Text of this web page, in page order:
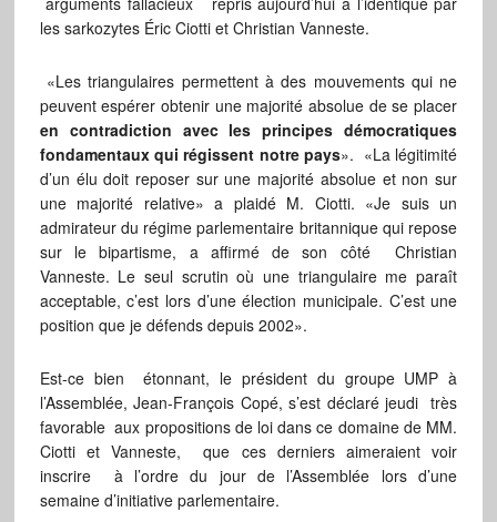
les sarkozytes Éric Ciotti et Christian Vanneste.
«Les triangulaires permettent à des mouvements qui ne
peuvent espérer obtenir une majorité absolue de se placer
en contradiction avec les principes démocratiques
fondamentaux qui régissent notre pays». «La légitimité
d’un élu doit reposer sur une majorité absolue et non sur
une majorité relative» a plaidé M. Ciotti. «Je suis un
admirateur du régime parlementaire britannique qui repose
sur le bipartisme, a affirmé de son côté Christian
Vanneste. Le seul scrutin où une triangulaire me ­paraît
acceptable, c’est lors d’une élection municipale. C’est une
position que je défends depuis 2002».
Est-ce bien étonnant, le président du groupe UMP à
l’Assemblée, Jean-François Copé, s’est déclaré jeudi très
favorable aux propositions de loi dans ce domaine de MM.
Ciotti et Vanneste, que ces derniers aimeraient voir
inscrire à l’ordre du jour de l’Assemblée lors d’une
semaine d’initiative parlementaire.